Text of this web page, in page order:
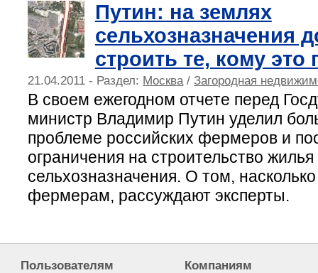
Путин: на землях
сельхозназначения
строить те, кому это
21.04.2011 - Раздел: Москва/Загородная
В своем ежегодном отчете перед
министр Владимир Путин уделил
проблеме российских фермеров и
ограничения на строительство
сельхозназначения. О том,
фермерам, рассуждают эксперты.
Пользователям Компаниям